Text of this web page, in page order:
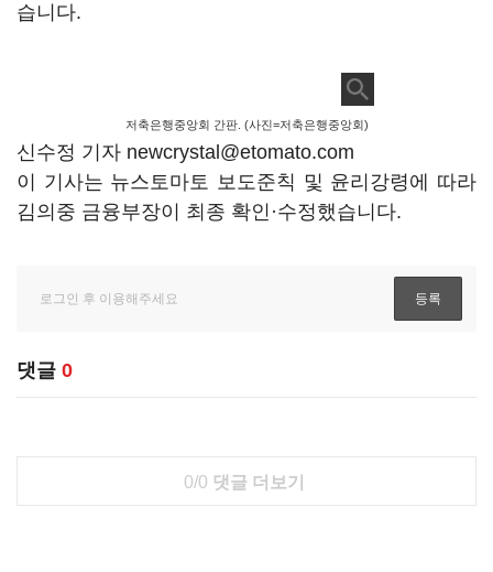
습니다.
저축은행중앙회 간판. (사진=저축은행중앙회)
신수정 기자 newcrystal@etomato.com
이 기사는 뉴스토마토 보도준칙 및 윤리강령에 따라
김의중 금융부장이 최종 확인·수정했습니다.
댓글 0
0/0 댓글 더보기